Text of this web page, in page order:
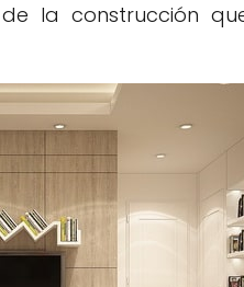
la construcción